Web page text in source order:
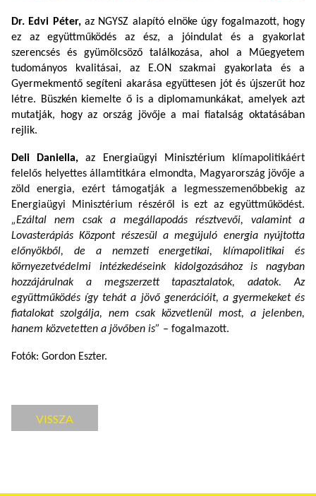
Dr. Edvi Péter, az NGYSZ alapító elnöke úgy fogalmazott, hogy
ez az együttműködés az ész, a jóindulat és a gyakorlat
szerencsés és gyümölcsöző találkozása, ahol a Műegyetem
tudományos kvalitásai, az E.ON szakmai gyakorlata és a
Gyermekmentő segíteni akarása együttesen jót és újszerűt hoz
létre. Büszkén kiemelte ő is a diplomamunkákat, amelyek azt
mutatják, hogy az ország jövője a mai fiatalság oktatásában
rejlik.
Deli Daniella,az Energiaügyi Minisztérium
klímapolitikáért
felelős helyettes államtitkára elmondta, Magyarország jövője a
zöld energia, ezért támogatják a legmesszemenőbbekig az
Energiaügyi Minisztérium részéről is ezt az együttműködést.
„Ezáltal nem csak a megállapodás résztvevői, valamint a
Lovasterápiás Központ részesül a megújuló energia nyújtotta
előnyökből, de a nemzeti energetikai, klímapolitikai és
környezetvédelmi intézkedéseink kidolgozásához is nagyban
hozzájárulnak a megszerzett tapasztalatok, adatok. Az
együttműködés így tehát a jövő generációit, a gyermekeket és
fiatalokat szolgálja, nem csak közvetlenül most, a jelenben,
hanem közvetetten a jövőben is” – fogalmazott.
Fotók: Gordon Eszter.
VISSZA